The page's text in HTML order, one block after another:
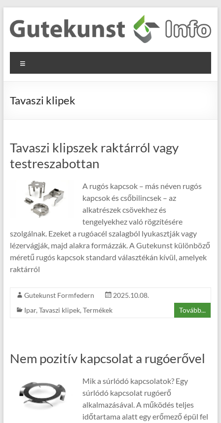
content
Gutekunst
Formfedern
GmbH
Informationen
Flachmaterial
Tavaszi klipek
Tavaszi klipszek raktárról vagy
testreszabottan
A rugós kapcsok – más néven rugós
kapcsok és csőbilincsek – az
alkatrészek csövekhez és
tengelyekhez való rögzítésére
szolgálnak. Ezeket a rugóacél szalagból lyukasztják vagy
lézervágják, majd alakra formázzák. A Gutekunst különböző
méretű rugós kapcsok standard választékán kívül, amelyek
raktárról
Gutekunst Formfedern
2025.10.08.
Ipar, Tavaszi klipek, Termékek Tovább...
Nem pozitív kapcsolat a rugóerővel
Mik a súrlódó kapcsolatok? Egy
súrlódó kapcsolat rugóerő
alkalmazásával. A működés teljes
időtartama alatt egy erőmező épül fel